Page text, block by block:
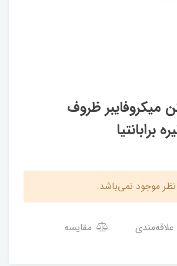
ظروف
برابانتیا
موجود نمی‌باشد.
مقایسه